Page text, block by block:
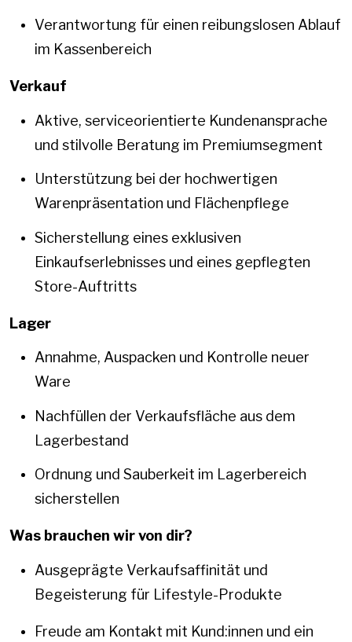
Verantwortung für einen reibungslosen Ablauf
im Kassenbereich
Verkauf
Aktive, serviceorientierte Kundenansprache
und stilvolle Beratung im Premiumsegment
Unterstützung bei der hochwertigen
Warenpräsentation und Flächenpflege
Sicherstellung eines exklusiven
Einkaufserlebnisses und eines gepflegten
Store-Auftritts
Lager
Annahme, Auspacken und Kontrolle neuer
Ware
Nachfüllen der Verkaufsfläche aus dem
Lagerbestand
Ordnung und Sauberkeit im Lagerbereich
sicherstellen
Was brauchen wir von dir?
Ausgeprägte Verkaufsaffinität und
Begeisterung für Lifestyle-Produkte
Freude am Kontakt mit Kund:innen und ein